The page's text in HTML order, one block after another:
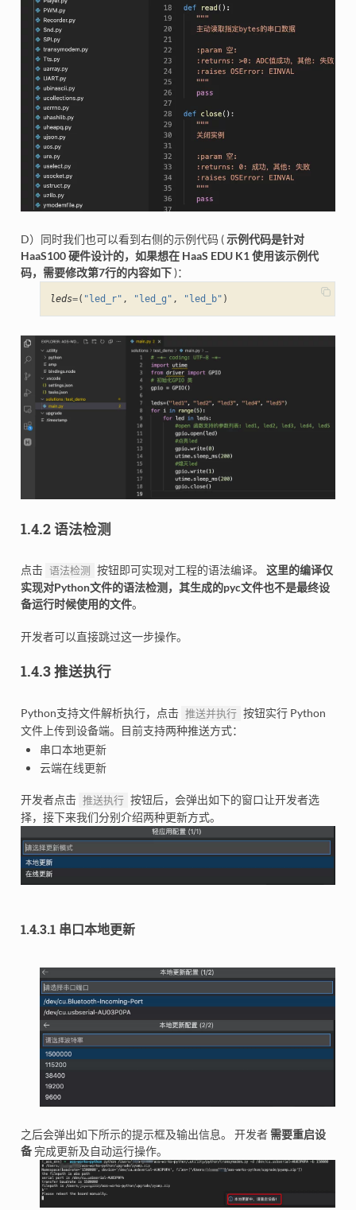
D）同时我们也可以看到右侧的示例代码 (示例代码是针对
HaaS100 硬件设计的，如果想在 HaaS EDU K1 使用该示例代
码，需要修改第7行的内容如下)：
leds=( "led_r" , "led_g" , "led_b" )
1.4.2 语法检测
点击 语法检测 按钮即可实现对工程的语法编译。 这里的编译仅
实现对Python文件的语法检测，其生成的pyc文件也不是最终设
备运行时候使用的文件。
开发者可以直接跳过这一步操作。
1.4.3 推送执行
Python支持文件解析执行，点击 推送并执行 按钮实行 Python
文件上传到设备端。目前支持两种推送方式：
串口本地更新
云端在线更新
开发者点击 推送执行 按钮后，会弹出如下的窗口让开发者选
择，接下来我们分别介绍两种更新方式。
1.4.3.1 串口本地更新
之后会弹出如下所示的提示框及输出信息。 开发者 需要重启设
备完成更新及自动运行操作。